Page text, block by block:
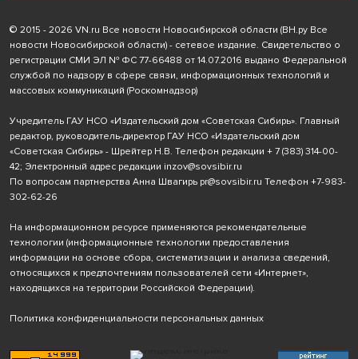
© 2015 - 2026 VN.ru Все новости Новосибирской области (ВН.ру Все
новости Новосибирской области) - сетевое издание. Свидетельство о
регистрации СМИ ЭЛ № ФС 77-66488 от 14.07.2016 выдано Федеральной
службой по надзору в сфере связи, информационных технологий и
массовых коммуникаций (Роскомнадзор)
Учредитель ГАУ НСО «Издательский дом «Советская Сибирь». Главный
редактор, руководитель-директор ГАУ НСО «Издательский дом
«Советская Сибирь» - Шрейтер Н.В. Телефон редакции + 7 (383) 314-00-
42; Электронный адрес редакции inzov@sovsibir.ru
По вопросам партнерства Анна Швагирь pr@sovsibir.ru Телефон +7-983-
302-62-26
На информационном ресурсе применяются рекомендательные
технологии (информационные технологии предоставления
информации на основе сбора, систематизации и анализа сведений,
относящихся к предпочтениям пользователей сети «Интернет»,
находящихся на территории Российской Федерации).
Политика конфиденциальности персональных данных